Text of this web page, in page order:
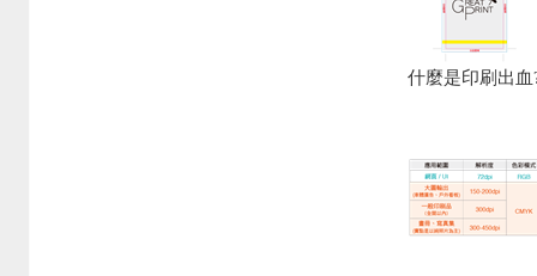
什麼是印刷出血